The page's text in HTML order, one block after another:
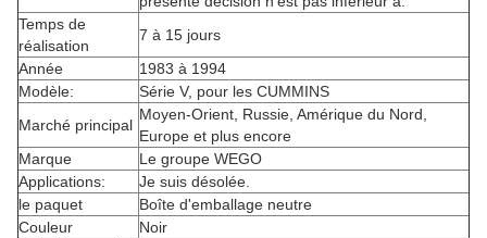
Temps de
réalisation
7 à 15 jours
Année
1983 à 1994
Modèle:
Série V, pour les CUMMINS
Marché principal
Moyen-Orient, Russie, Amérique du Nord,
Europe et plus encore
Marque
Le groupe WEGO
Applications:
Je suis désolée.
le paquet
Boîte d'emballage neutre
Couleur
Noir